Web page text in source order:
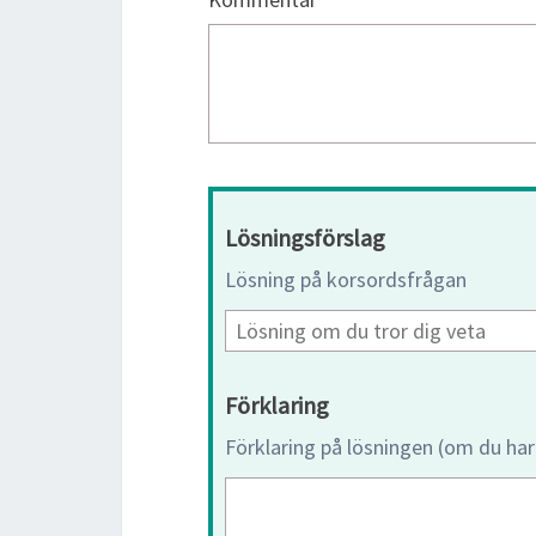
Lösningsförslag
Lösning på korsordsfrågan
Förklaring
Förklaring på lösningen (om du